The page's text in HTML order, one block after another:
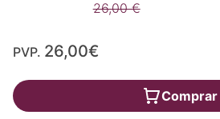
26,00 €
PVP. 26,00€
Comprar